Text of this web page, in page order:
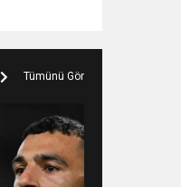
Tümünü Gör